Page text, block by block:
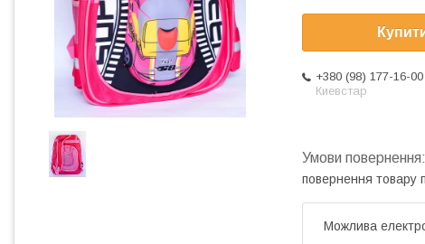
+380 (98) 177-16-00
Киевстар
повернення товару